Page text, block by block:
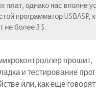
плат, однако нас вполне
программатор USBASP,
не более 3 $.
прошит,
и тестирование
или, как еще